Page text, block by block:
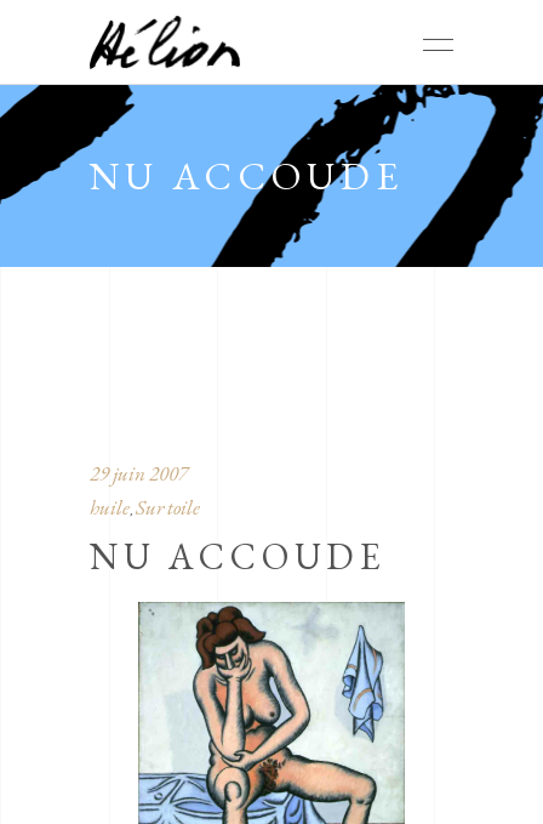
NU ACCOUDE
29 juin 2007
huile, Sur toile
NU ACCOUDE